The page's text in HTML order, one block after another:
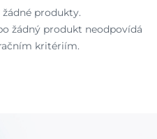
žádné produkty.
žádný produkt neodpovídá
kritériím.